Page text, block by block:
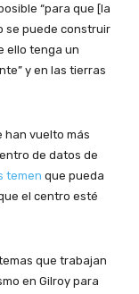
“para que [la
se puede construir
ello tenga un
y en las tierras
han vuelto más
de datos de
temen que pueda
el centro esté
que trabajan
en Gilroy para